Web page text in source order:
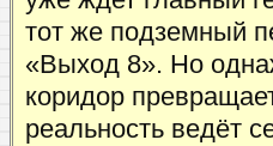
тот же подземный
«Выход 8». Но
коридор
реальность ведёт